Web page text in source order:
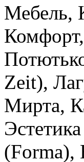
Мебель,
Zeit),
Мирта,
(Forma),